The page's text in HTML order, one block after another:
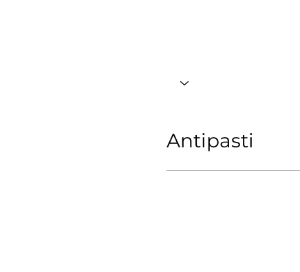
Antipasti